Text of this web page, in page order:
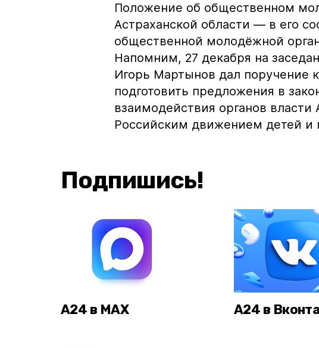
Положение об общественном
Астраханской области — в его
общественной молодёжной
Напомним, 27 декабря на
Игорь Мартынов дал поручение
подготовить предложения в
взаимодействия органов власти
Российским движением детей и
Подпишись!
А24 в MAX А24 в